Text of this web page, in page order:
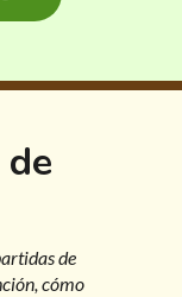
de
cómo